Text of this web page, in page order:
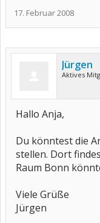
17. Februar 2008
Jürgen
Aktives
Hallo Anja,
Du könntest die
stellen. Dort
Raum Bonn
Viele Grüße
Jürgen